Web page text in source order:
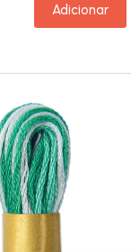
Adicionar